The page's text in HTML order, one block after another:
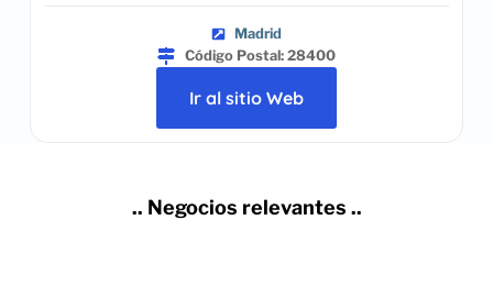
Madrid
Código Postal: 28400
Ir al sitio Web
.. Negocios relevantes ..